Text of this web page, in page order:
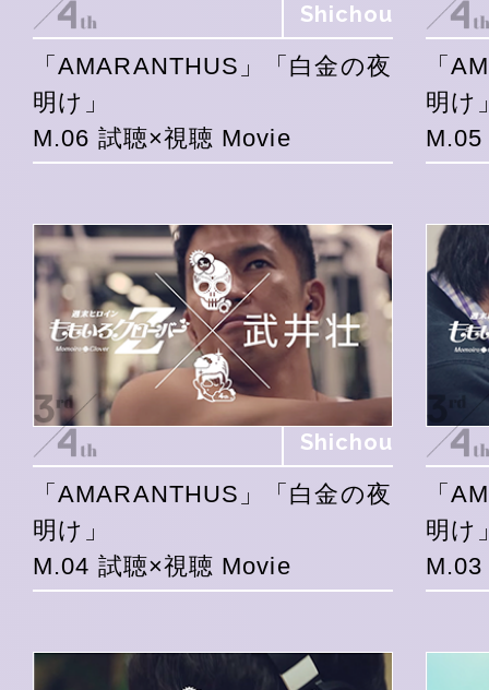
Shichou
「AMARANTHUS」「白金の夜
明け」
M.06 試聴×視聴 Movie
「
明け
Shichou
「AMARANTHUS」「白金の夜
明け」
M.04 試聴×視聴 Movie
「
明け